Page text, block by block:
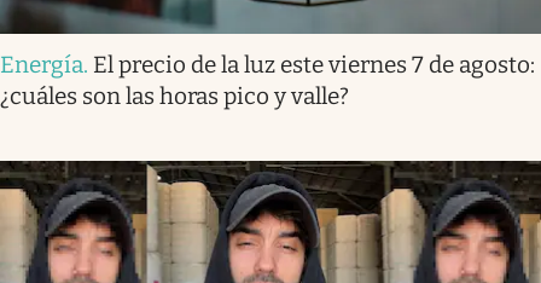
Energía. El precio de la luz este viernes 7 de agosto:
¿cuáles son las horas pico y valle?